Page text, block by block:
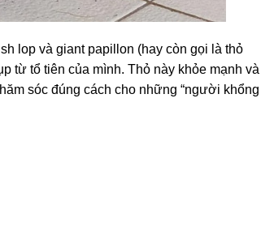
lop và giant papillon (hay còn gọi là thỏ
từ tổ tiên của mình. Thỏ này khỏe mạnh
sóc đúng cách cho những “người khổng